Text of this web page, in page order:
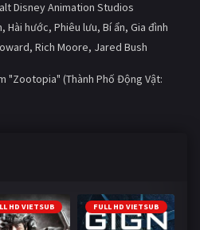
Disney Animation Studios
Hài hước, Phiêu lưu, Bí ẩn, Gia đình
Rich Moore, Jared Bush
"Zootopia" (Thành Phố Động Vật:
HD VIETSUB FULL HD VIETSUB